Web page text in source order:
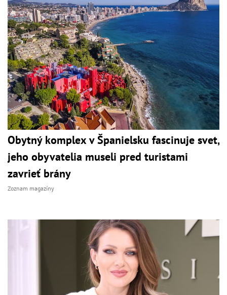
Obytný komplex v Španielsku fascinuje svet,
jeho obyvatelia museli pred turistami
zavrieť brány
Zoznam magazíny